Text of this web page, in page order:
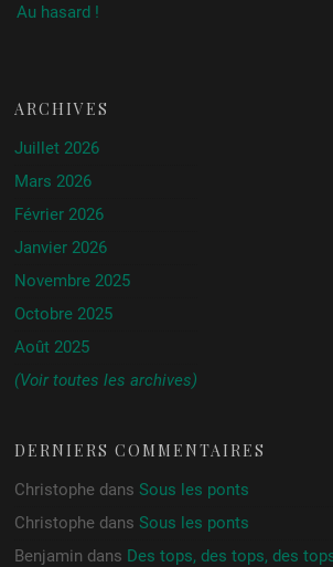
Au hasard !
ARCHIVES
Juillet 2026
Mars 2026
Février 2026
Janvier 2026
Novembre 2025
Octobre 2025
Août 2025
(Voir toutes les archives)
DERNIERS COMMENTAIRES
Christophe dans Sous les ponts
Christophe dans Sous les ponts
Benjamin dans Des tops, des tops, des